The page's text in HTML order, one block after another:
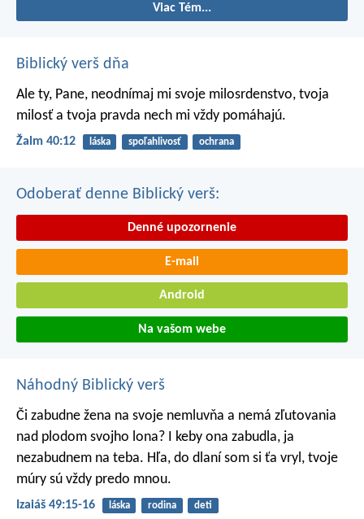
Viac Tém...
Biblický verš dňa
Ale ty, Pane, neodnímaj mi svoje milosrdenstvo, tvoja
milosť a tvoja pravda nech mi vždy pomáhajú.
Žalm 40:12 láska spoľahlivosť ochrana
Odoberať denne Biblický verš:
Denné upozornenie
E-mail
Android
Na vašom webe
Náhodný Biblický verš
Či zabudne žena na svoje nemluvňa a nemá zľutovania
nad plodom svojho lona? I keby ona zabudla, ja
nezabudnem na teba. Hľa, do dlaní som si ťa vryl, tvoje
múry sú vždy predo mnou.
Izaiáš 49:15-16 láska rodina deti